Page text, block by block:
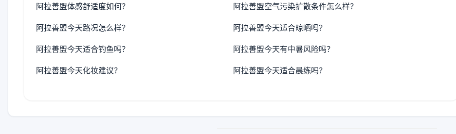
阿拉善盟体感舒适度如何？ 阿拉善盟空气污染扩散条件怎么样？
阿拉善盟今天路况怎么样？ 阿拉善盟今天适合晾晒吗？
阿拉善盟今天适合钓鱼吗？ 阿拉善盟今天有中暑风险吗？
阿拉善盟今天化妆建议？ 阿拉善盟今天适合晨练吗？